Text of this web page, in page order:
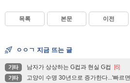
목록 본문 이전
ㅇㅇㄱ 지금 뜨는 글
기타 남자가 상상하는 G컵과 현실 G컵 [6]
기타 고양이 수명 30년으로 증가한다...'빠르